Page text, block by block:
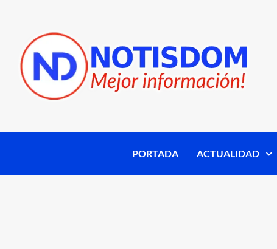
PORTADA ACTUALIDAD